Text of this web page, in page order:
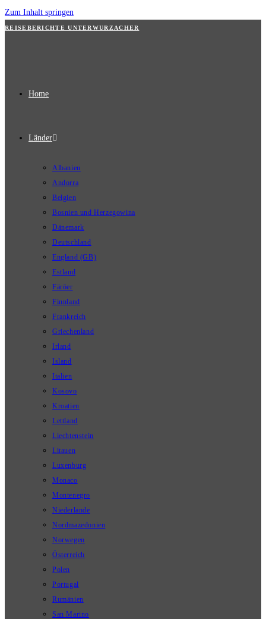
Zum Inhalt springen
REISEBERICHTE UNTERWURZACHER
Home
Länder
Albanien
Andorra
Belgien
Bosnien und Herzegowina
Dänemark
Deutschland
England (GB)
Estland
Färöer
Finnland
Frankreich
Griechenland
Irland
Island
Italien
Kosovo
Kroatien
Lettland
Liechtenstein
Litauen
Luxenburg
Monaco
Montenegro
Niederlande
Nordmazedonien
Norwegen
Österreich
Polen
Portugal
Rumänien
San Marino